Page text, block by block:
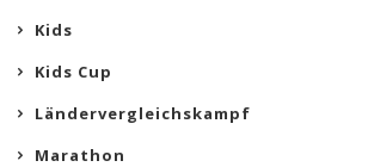
Kids
Kids Cup
Ländervergleichskampf
Marathon